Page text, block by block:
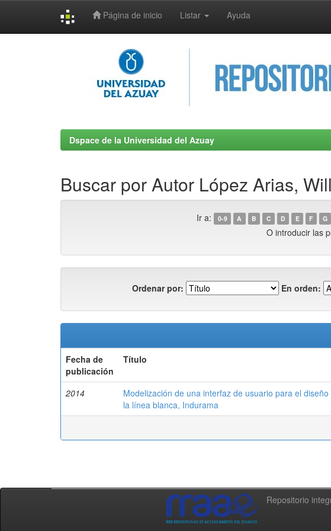
Página de inicio Listar Ayuda
Dspace de la Universidad del Azuay
Buscar por Autor López Arias,
Ir a: 0-9 A B C D E F G
O introducir las
Ordenar por: En orden:
Fecha de
publicación
Título
2014
Modelización de una interfaz de usuario para el
la línea blanca, Indurama
Repositorio